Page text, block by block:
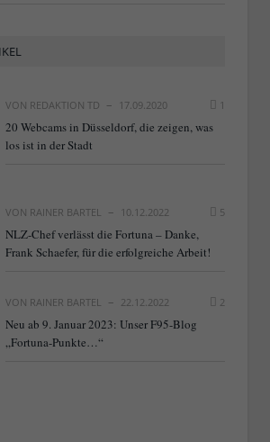
VON REDAKTION TD 17.09.2020 1
20 Webcams in Düsseldorf, die zeigen, was
los ist in der Stadt
VON RAINER BARTEL 10.12.2022 5
NLZ-Chef verlässt die Fortuna – Danke,
Frank Schaefer, für die erfolgreiche Arbeit!
VON RAINER BARTEL 22.12.2022 2
Neu ab 9. Januar 2023: Unser F95-Blog
„Fortuna-Punkte…“